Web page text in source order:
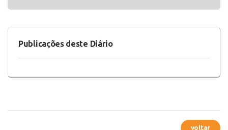
Publicações deste Diário
voltar